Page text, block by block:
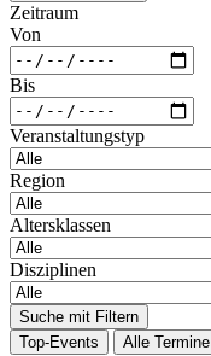
Zeitraum
Von
Bis
Veranstaltungstyp
Region
Altersklassen
Disziplinen
Suche mit Filtern
Top-Events
Alle Termine